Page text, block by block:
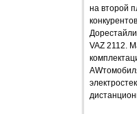
на второй
конкурентов
VAZ 2112.